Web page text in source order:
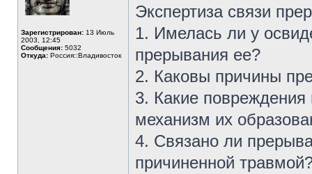
Зарегистрирован: 13 Июль
2003, 12:45
Сообщения: 5032
Откуда: Россия::Владивосток
Экспертиза связи
1. Имелась ли у
прерывания ее?
2. Каковы причины
3. Какие повреждения
механизм их
4. Связано ли
причиненной